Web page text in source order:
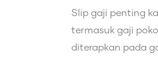
Slip gaji penting
termasuk gaji
diterapkan pada